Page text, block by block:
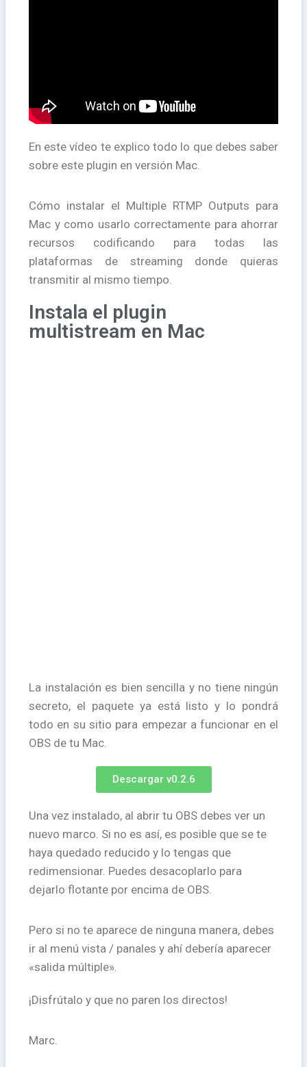
En este vídeo te explico todo lo que debes saber
sobre este plugin en versión Mac.
Cómo instalar el Multiple RTMP Outputs para
Mac y como usarlo correctamente para ahorrar
recursos codificando para todas las
plataformas de streaming donde quieras
transmitir al mismo tiempo.
Instala el plugin
multistream en Mac
La instalación es bien sencilla y no tiene ningún
secreto, el paquete ya está listo y lo pondrá
todo en su sitio para empezar a funcionar en el
OBS de tu Mac.
Descargar v0.2.6
Una vez instalado, al abrir tu OBS debes ver un
nuevo marco. Si no es así, es posible que se te
haya quedado reducido y lo tengas que
redimensionar. Puedes desacoplarlo para
dejarlo flotante por encima de OBS.
Pero si no te aparece de ninguna manera, debes
ir al menú vista / panales y ahí debería aparecer
«salida múltiple».
¡Disfrútalo y que no paren los directos!
Marc.